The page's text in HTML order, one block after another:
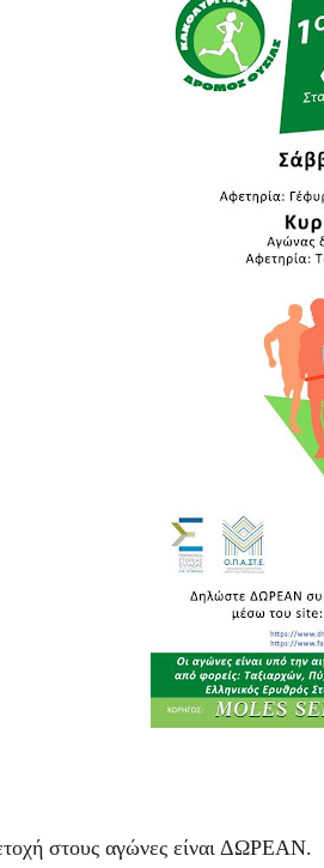
στους αγώνες είναι ΔΩΡΕΑΝ.